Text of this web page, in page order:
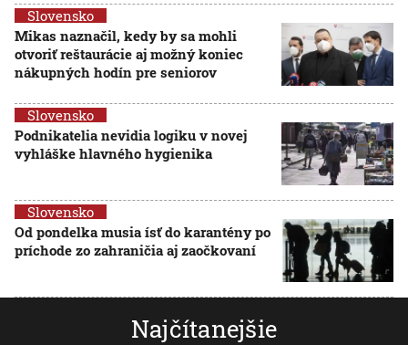
Slovensko
Mikas naznačil, kedy by sa mohli
otvoriť reštaurácie aj možný koniec
nákupných hodín pre seniorov
Slovensko
Podnikatelia nevidia logiku v novej
vyhláške hlavného hygienika
Slovensko
Od pondelka musia ísť do karantény po
príchode zo zahraničia aj zaočkovaní
Najčítanejšie